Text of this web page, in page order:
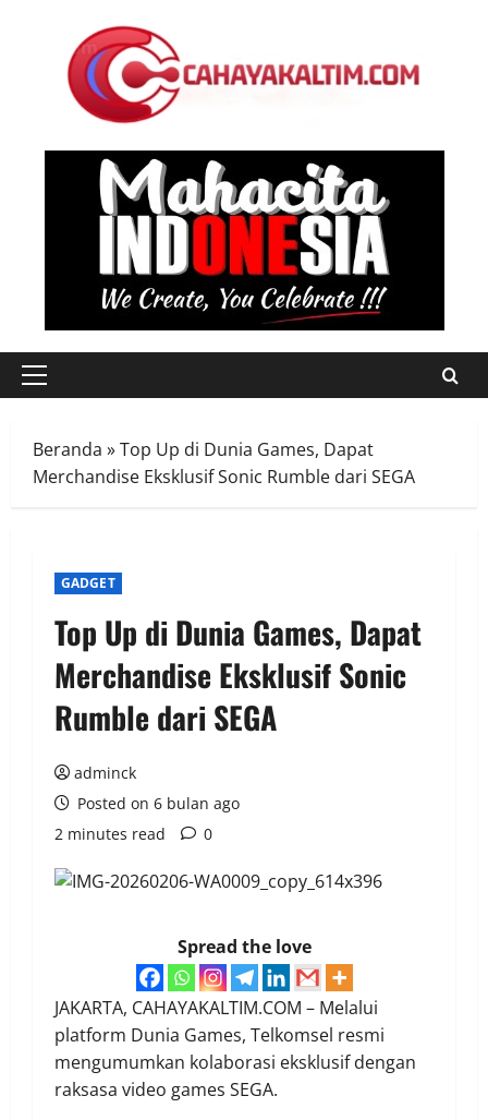
Primary
Beranda »Top Up di Dunia Games, Dapat
Merchandise Eksklusif Sonic Rumble dari SEGA
GADGET
Top Up di Dunia Games, Dapat
Merchandise Eksklusif Sonic
Rumble dari SEGA
adminck
Posted on 6 bulan ago
2 minutes read
0
Spread the love
JAKARTA, CAHAYAKALTIM.COM – Melalui
platform Dunia Games, Telkomsel resmi
mengumumkan kolaborasi eksklusif dengan
raksasa video games SEGA.